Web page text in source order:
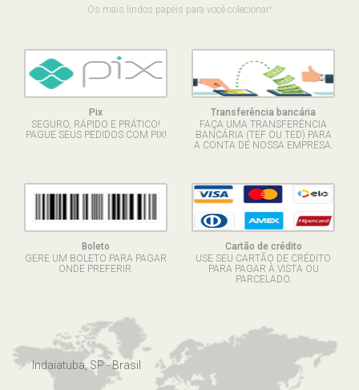
Os mais lindos papéis para você colecionar!
Pix
SEGURO, RÁPIDO E PRÁTICO!
PAGUE SEUS PEDIDOS COM PIX!
Transferência bancária
FAÇA UMA TRANSFERÊNCIA
BANCÁRIA (TEF OU TED) PARA
A CONTA DE NOSSA EMPRESA.
Boleto
GERE UM BOLETO PARA PAGAR
ONDE PREFERIR.
Cartão de crédito
USE SEU CARTÃO DE CRÉDITO
PARA PAGAR À VISTA OU
PARCELADO.
Indaiatuba, SP - Brasil